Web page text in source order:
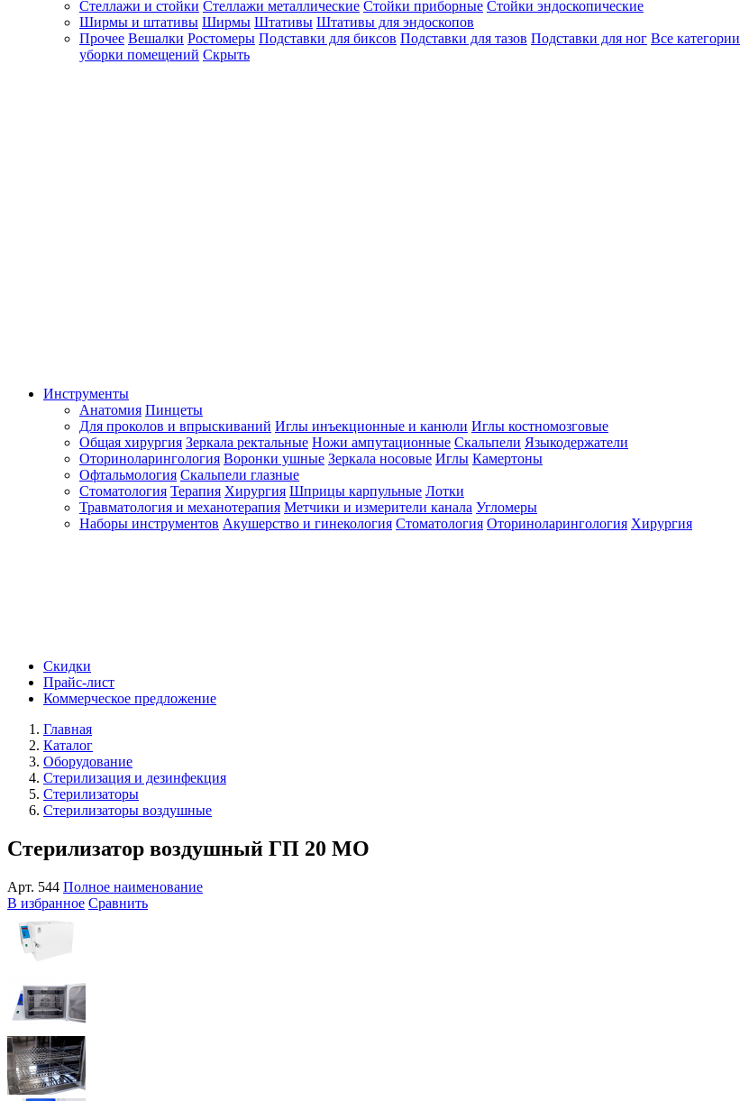
Стеллажи и стойки Стеллажи металлические Стойки приборные Стойки эндоскопические
Ширмы и штативы Ширмы Штативы Штативы для эндоскопов
Прочее Вешалки Ростомеры Подставки для биксов Подставки для тазов Подставки для ног Все категории
уборки помещений Скрыть
Инструменты
Анатомия Пинцеты
Для проколов и впрыскиваний Иглы инъекционные и канюли Иглы костномозговые
Общая хирургия Зеркала ректальные Ножи ампутационные Скальпели Языкодержатели
Оториноларингология Воронки ушные Зеркала носовые Иглы Камертоны
Офтальмология Скальпели глазные
Стоматология Терапия Хирургия Шприцы карпульные Лотки
Травматология и механотерапия Метчики и измерители канала Угломеры
Наборы инструментов Акушерство и гинекология Стоматология Оториноларингология Хирургия
Скидки
Прайс-лист
Коммерческое предложение
Главная
Каталог
Оборудование
Стерилизация и дезинфекция
Стерилизаторы
Стерилизаторы воздушные
Стерилизатор воздушный ГП 20 МО
Арт. 544 Полное наименование
В избранное Сравнить